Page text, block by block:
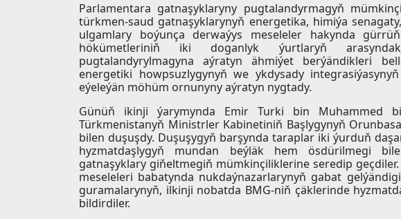
Parlamentara gatnaşyklaryny pugtalandyrmagyň
türkmen-saud gatnaşyklarynyň energetika, himiýa
ulgamlary boýunça derwaýys meseleler hakynda
hökümetleriniň iki doganlyk ýurtlaryň
pugtalandyrylmagyna aýratyn ähmiýet berýändikleri
energetiki howpsuzlygynyň we ykdysady
eýeleýän möhüm ornunyny aýratyn nygtady.
Günüň ikinji ýarymynda Emir Turki bin Muhammed
Türkmenistanyň Ministrler Kabinetiniň Başlygynyň
bilen duşuşdy. Duşuşygyň barşynda taraplar iki ýurduň
hyzmatdaşlygyň mundan beýläk hem ösdürilmegi
gatnaşyklary giňeltmegiň mümkinçiliklerine seredip
meseleleri babatynda nukdaýnazarlarynyň gabat
guramalarynyň, ilkinji nobatda BMG-niň çäklerinde
bildirdiler.